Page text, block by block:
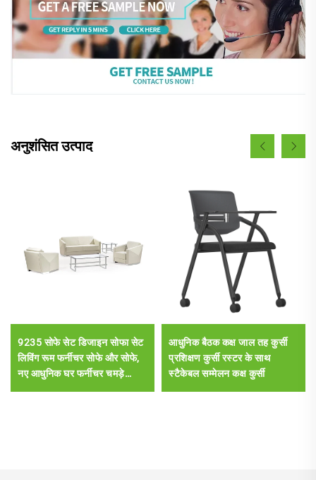
अनुशंसित उत्पाद
9235 सोफे सेट डिजाइन सोफा सेट
लिविंग रूम फर्नीचर सोफे और सोफे,
नए आधुनिक घर फर्नीचर चमड़े
आधुनिक बैठक कक्ष जाल तह कुर्सी
प्रशिक्षण कुर्सी रस्टर के साथ
स्टैकेबल सम्मेलन कक्ष कुर्सी